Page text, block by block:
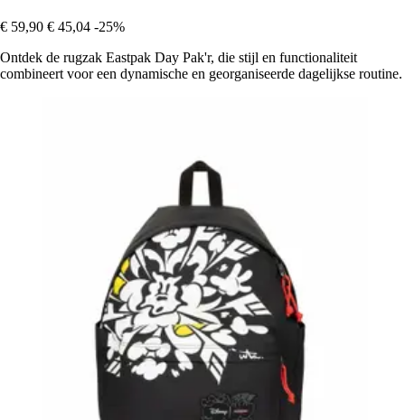
€ 59,90 € 45,04 -25%
Ontdek de rugzak Eastpak Day Pak'r, die stijl en functionaliteit
combineert voor een dynamische en georganiseerde dagelijkse routine.